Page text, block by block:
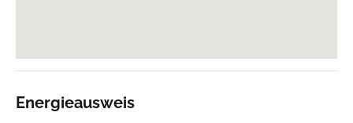
Energieausweis